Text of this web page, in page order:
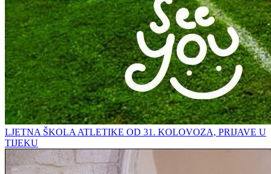
LJETNA ŠKOLA ATLETIKE OD 31. KOLOVOZA, PRIJAVE U
TIJEKU